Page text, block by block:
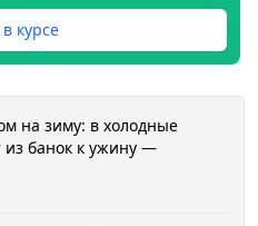
курсе
на зиму: в холодные
из банок к ужину —